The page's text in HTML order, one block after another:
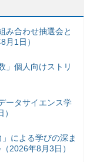
み合わせ抽選会と
1日）
」個人向けストリ
ータサイエンス学
による学びの深ま
2026年8月3日）